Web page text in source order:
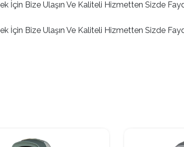
İçin Bize Ulaşın Ve Kaliteli Hizmetten Sizde
İçin Bize Ulaşın Ve Kaliteli Hizmetten Sizde